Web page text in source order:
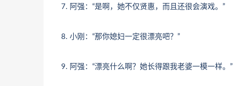
7. 阿强：“是啊，她不仅贤惠，而且还很会演戏。”
8. 小刚：“那你媳妇一定很漂亮吧？”
9. 阿强：“漂亮什么啊？她长得跟我老婆一模一样。”